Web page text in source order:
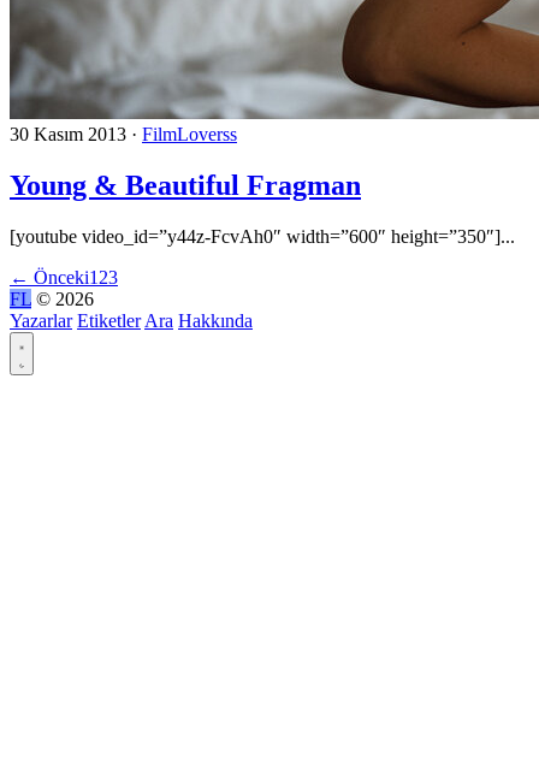
30 Kasım 2013 · FilmLoverss
Young & Beautiful Fragman
[youtube video_id=”y44z-FcvAh0″ width=”600″ height=”350″]...
← Önceki1 23
FL © 2026
Yazarlar Etiketler Ara Hakkında